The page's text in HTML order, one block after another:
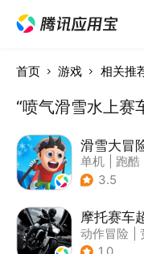
首页 游戏 相关推
“喷气滑雪水上赛
滑雪大冒
单机 跑酷
| 游道易
3.5
摩托赛车
动作冒险
| 摩托车